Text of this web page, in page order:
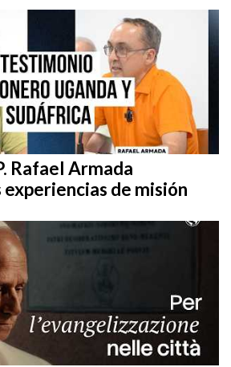
Rafael Armada
de misión